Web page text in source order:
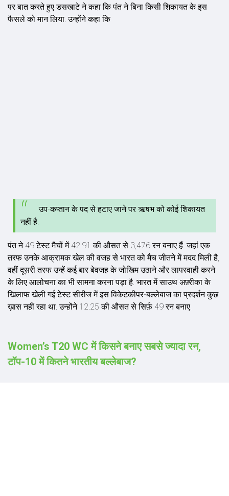
पर बात करते हुए डसखाटे ने कहा कि पंत ने बिना किसी शिकायत के इस
फैसले को मान लिया. उन्होंने कहा कि
उप-कप्तान के पद से हटाए जाने पर ऋषभ को कोई शिकायत
नहीं है.
पंत ने 49 टेस्ट मैचों में 42.91 की औसत से 3,476 रन बनाए हैं. जहां एक
तरफ उनके आक्रामक खेल की वजह से भारत को मैच जीतने में मदद मिली है,
वहीं दूसरी तरफ उन्हें कई बार बेवजह के जोखिम उठाने और लापरवाही करने
के लिए आलोचना का भी सामना करना पड़ा है. भारत में साउथ अफ़्रीका के
खिलाफ खेली गई टेस्ट सीरीज में इस विकेटकीपर-बल्लेबाज का प्रदर्शन कुछ
ख़ास नहीं रहा था. उन्होंने 12.25 की औसत से सिर्फ़ 49 रन बनाए.
Women’s T20 WC में किसने बनाए सबसे ज्यादा रन,
टॉप-10 में कितने भारतीय बल्लेबाज?